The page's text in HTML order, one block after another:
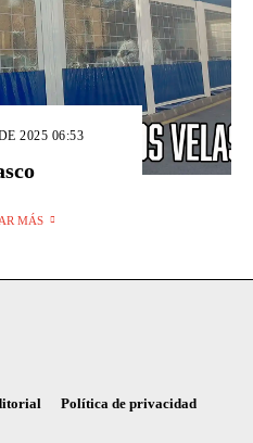
2025 06:53
MÁS
Política de privacidad